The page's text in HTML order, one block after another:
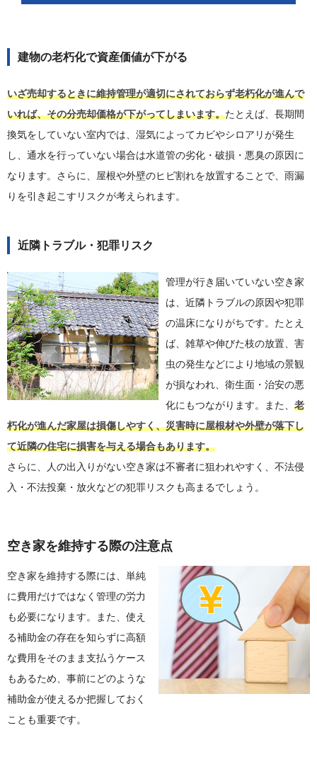
建物の老朽化で資産価値が下がる
いざ売却するときに維持管理が適切にされておらず老朽化が進んで
いれば、その分売却価格が下がってしまいます。たとえば、長期間
換気をしていない室内では、湿気によってカビやシロアリが発生
し、通水を行っていない場合は水道管の劣化・破損・悪臭の原因に
なります。さらに、屋根や外壁のヒビ割れを放置することで、雨漏
りを引き起こすリスクが考えられます。
近隣トラブル・犯罪リスク
管理が行き届いていない空き家
は、近隣トラブルの原因や犯罪
の温床になりがちです。たとえ
ば、雑草や伸びた枝の放置、害
虫の発生などにより地域の景観
が損なわれ、衛生面・治安の悪
化にもつながります。また、 老
朽化が進んだ家屋は損傷しやすく、災害時に屋根材や外壁が落下し
て近隣の住宅に損害を与える場合もあります。
さらに、人の出入りがない空き家は不審者に狙われやすく、不法侵
入・不法投棄・放火などの犯罪リスクも高まるでしょう。
空き家を維持する際の注意点
空き家を維持する際には、単純
に費用だけではなく管理の労力
も必要になります。また、使え
る補助金の存在を知らずに高額
な費用をそのまま支払うケース
もあるため、事前にどのような
補助金が使えるか把握しておく
ことも重要です。